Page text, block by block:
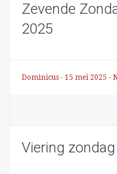
Zevende
2025
Dominicus - 15 mei 2025 -
Viering